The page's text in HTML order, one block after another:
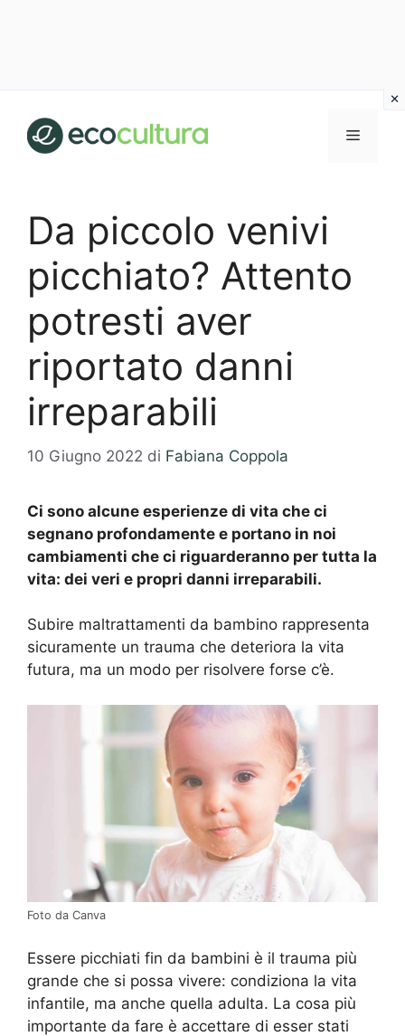
contenuto
MENU
Da piccolo venivi
picchiato? Attento
potresti aver
riportato danni
irreparabili
10 Giugno 2022 di Fabiana Coppola
Ci sono alcune esperienze di vita che ci
segnano profondamente e portano in noi
cambiamenti che ci riguarderanno per tutta la
vita: dei veri e propri danni irreparabili.
Subire maltrattamenti da bambino rappresenta
sicuramente un trauma che deteriora la vita
futura, ma un modo per risolvere forse c’è.
Foto da Canva
Essere picchiati fin da bambini è il trauma più
grande che si possa vivere: condiziona la vita
infantile, ma anche quella adulta. La cosa più
importante da fare è accettare di esser stati